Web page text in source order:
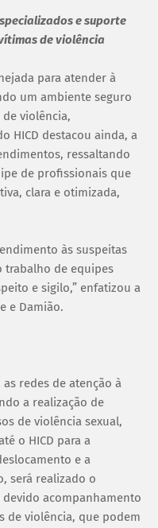
e suporte
de violência
para atender à
um ambiente seguro
violência,
HICD destacou ainda, a
ressaltando
de profissionais que
clara e otimizada,
às suspeitas
trabalho de equipes
e sigilo,” enfatizou a
e Damião.
redes de atenção à
a realização de
de violência sexual,
o HICD para a
e a
será realizado o
acompanhamento
de violência, que podem